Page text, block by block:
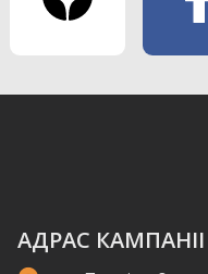
АДРАС КАМПАНІІ